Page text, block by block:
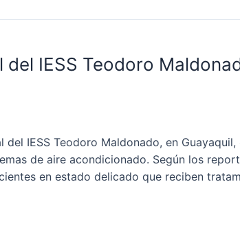
IESS Teodoro
del IESS Teodoro Maldonado, en
de aire acondicionado. Según los
en estado delicado que reciben